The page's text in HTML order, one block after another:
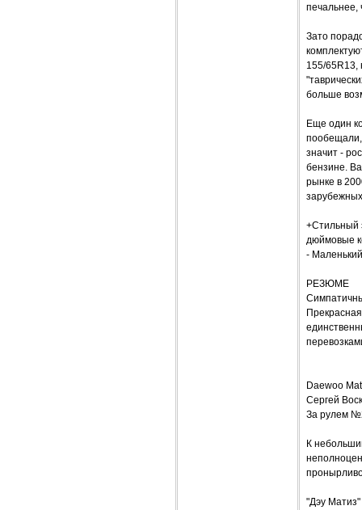
печальнее,
Зато
155/65R13,
больше
Еще один
пообещали,
значит -
бензине.
рынке в
+Стильный
дюймовые
-
РЕЗЮМЕ
Daewoo
Сергей
За рулем
К
"Дэу Матиз"